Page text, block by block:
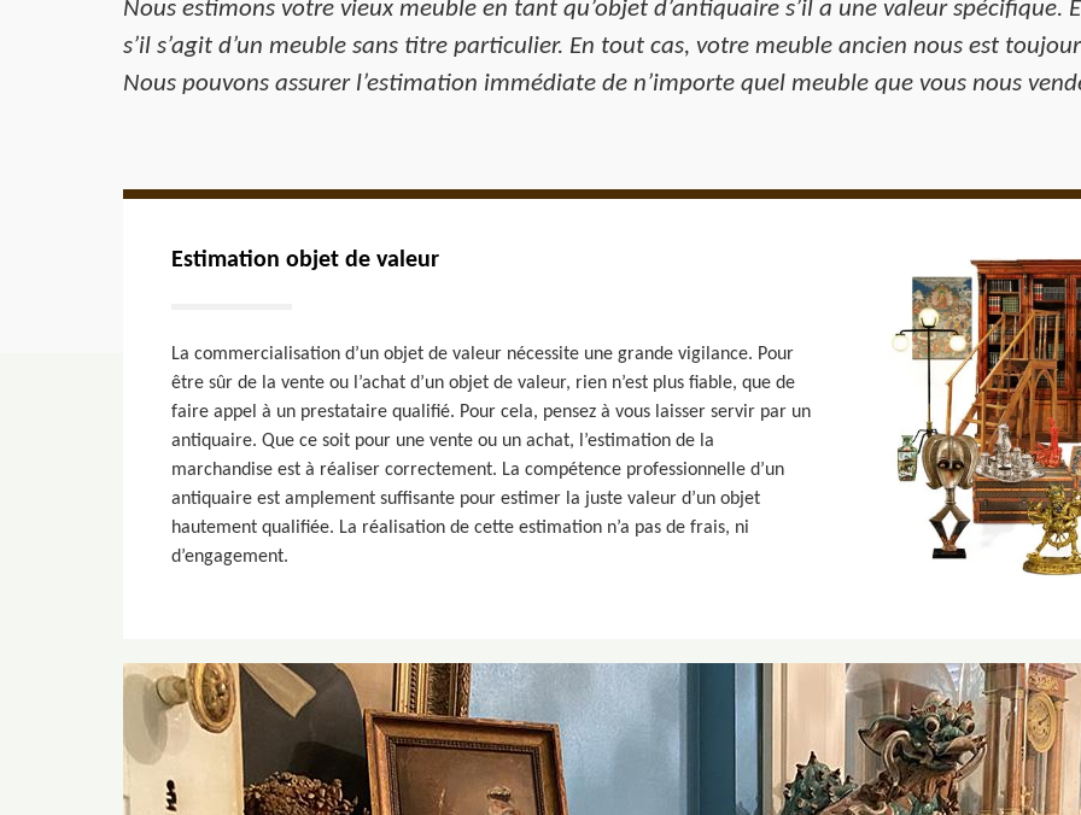
Nous estimons votre vieux meuble en tant qu’objet d’antiquaire s’il a une valeur spécifique.
s’il s’agit d’un meuble sans titre particulier. En tout cas, votre meuble ancien nous est
Nous pouvons assurer l’estimation immédiate de n’importe quel meuble que vous nous
Estimation objet de valeur
La commercialisation d’un objet de valeur nécessite une grande vigilance. Pour
être sûr de la vente ou l’achat d’un objet de valeur, rien n’est plus fiable, que de
faire appel à un prestataire qualifié. Pour cela, pensez à vous laisser servir par un
antiquaire. Que ce soit pour une vente ou un achat, l’estimation de la
marchandise est à réaliser correctement. La compétence professionnelle d’un
antiquaire est amplement suffisante pour estimer la juste valeur d’un objet
hautement qualifiée. La réalisation de cette estimation n’a pas de frais, ni
d’engagement.